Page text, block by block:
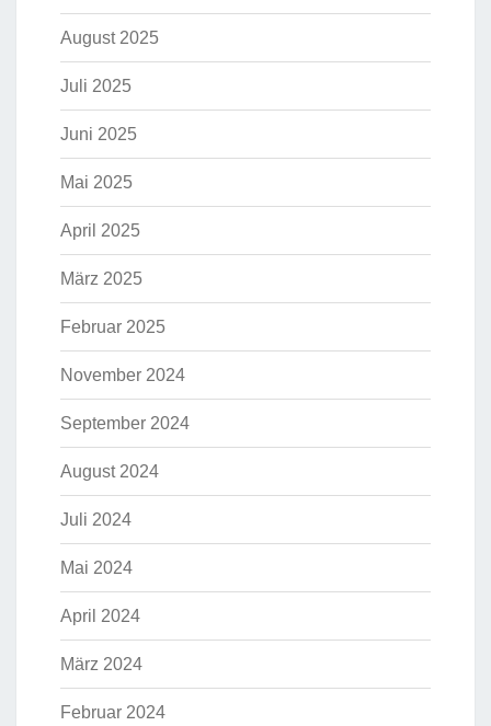
August 2025
Juli 2025
Juni 2025
Mai 2025
April 2025
März 2025
Februar 2025
November 2024
September 2024
August 2024
Juli 2024
Mai 2024
April 2024
März 2024
Februar 2024